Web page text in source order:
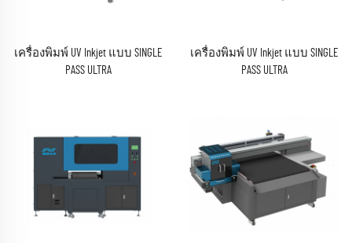
เครื่องพิมพ์ UV Inkjet แบบ SINGLE
PASS ULTRA
เครื่องพิมพ์ UV Inkjet แบบ SINGLE
PASS ULTRA